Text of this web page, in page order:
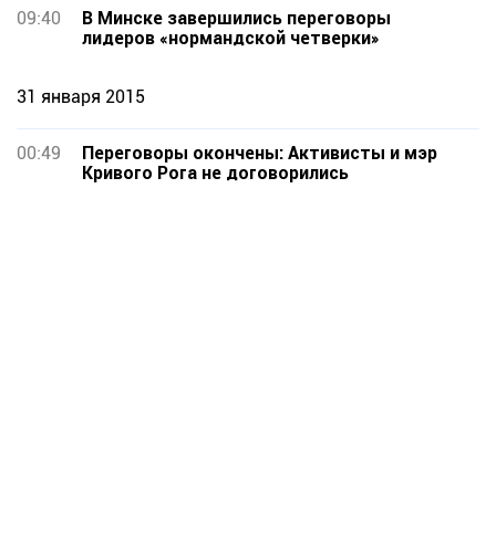
09:40
В Минске завершились переговоры
лидеров «нормандской четверки»
31 января 2015
00:49
Переговоры окончены: Активисты и мэр
Кривого Рога не договорились